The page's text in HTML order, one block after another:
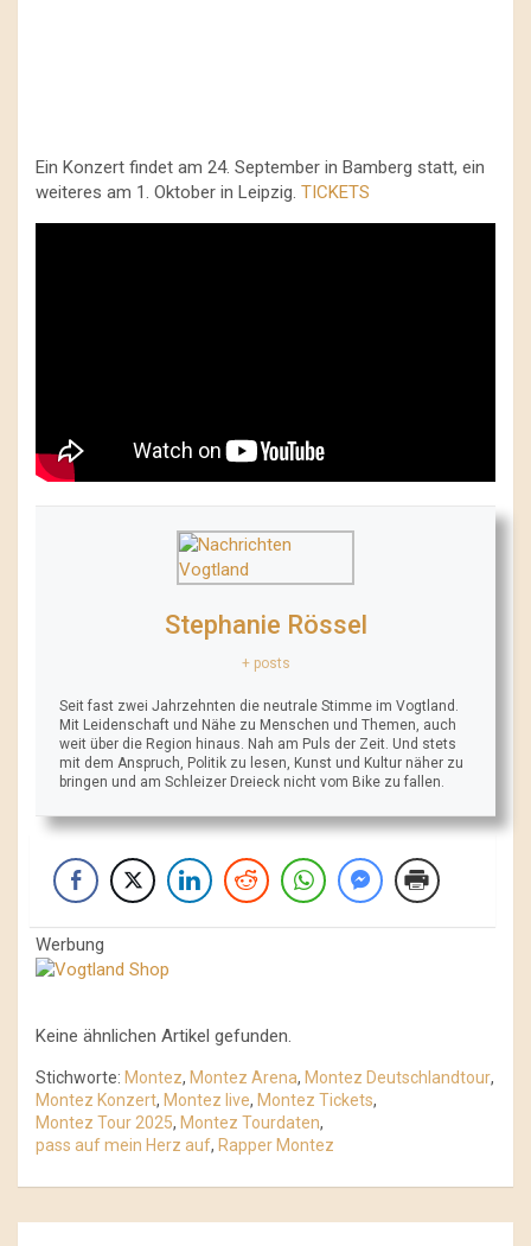
Ein Konzert findet am 24. September in Bamberg statt, ein
weiteres am 1. Oktober in Leipzig. TICKETS
Stephanie Rössel
+ posts
Seit fast zwei Jahrzehnten die neutrale Stimme im Vogtland.
Mit Leidenschaft und Nähe zu Menschen und Themen, auch
weit über die Region hinaus. Nah am Puls der Zeit. Und stets
mit dem Anspruch, Politik zu lesen, Kunst und Kultur näher zu
bringen und am Schleizer Dreieck nicht vom Bike zu fallen.
Werbung
Keine ähnlichen Artikel gefunden.
Stichworte: Montez, Montez Arena, Montez Deutschlandtour,
Montez Konzert, Montez live, Montez Tickets,
Montez Tour 2025, Montez Tourdaten,
pass auf mein Herz auf, Rapper Montez